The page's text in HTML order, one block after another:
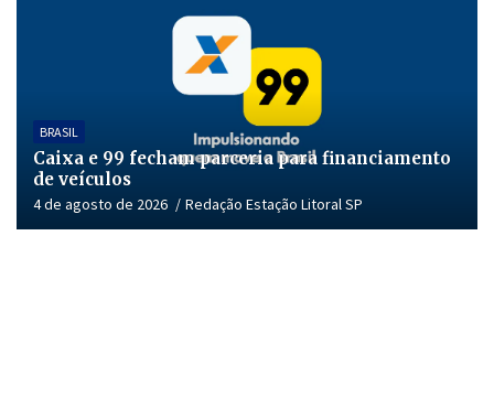
BRASIL
Caixa e 99 fecham parceria para financiamento
de veículos
4 de agosto de 2026 Redação Estação Litoral SP